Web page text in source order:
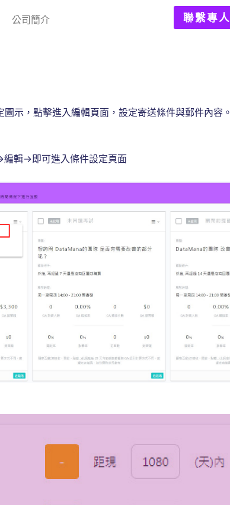
公司簡介 聯繫專人
示，點擊進入編輯頁面，設定寄送條件與郵件內容。
輯→即可進入條件設定頁面